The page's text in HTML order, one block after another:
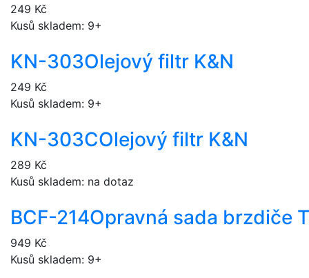
249 Kč
Kusů skladem: 9+
KN-303Olejový filtr K&N
249 Kč
Kusů skladem: 9+
KN-303COlejový filtr K&N
289 Kč
Kusů skladem: na dotaz
BCF-214Opravná sada brzdiče
949 Kč
Kusů skladem: 9+